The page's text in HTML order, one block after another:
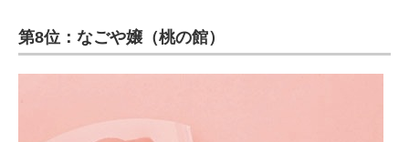
第8位：なごや嬢（桃の館）